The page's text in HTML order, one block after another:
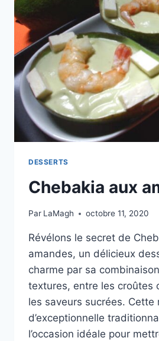
DESSERTS
Chebakia aux
Par LaMagh octobre 11, 2020
Révélons le secret de
amandes, un délicieux
charme par sa
textures, entre les croûtes
les saveurs sucrées. Cette
d’exceptionnelle
l’occasion idéale pour